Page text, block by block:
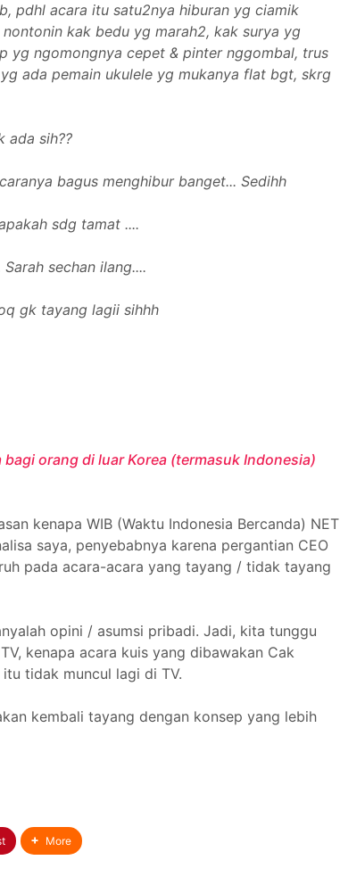
pdhl acara itu satu2nya hiburan yg ciamik
kak bedu yg marah2, kak surya yg
yg ngomongnya cepet & pinter nggombal, trus
ada pemain ukulele yg mukanya flat bgt, skrg
ada sih??
bagus menghibur banget... Sedihh
sdg tamat ....
sechan ilang....
gk tayang lagii sihhh
bagi orang di luar Korea (termasuk Indonesia)
kenapa WIB (Waktu Indonesia Bercanda) NET
saya, penyebabnya karena pergantian CEO
pada acara-acara yang tayang / tidak tayang
opini / asumsi pribadi. Jadi, kita tunggu
kenapa acara kuis yang dibawakan Cak
tidak muncul lagi di TV.
kembali tayang dengan konsep yang lebih
More